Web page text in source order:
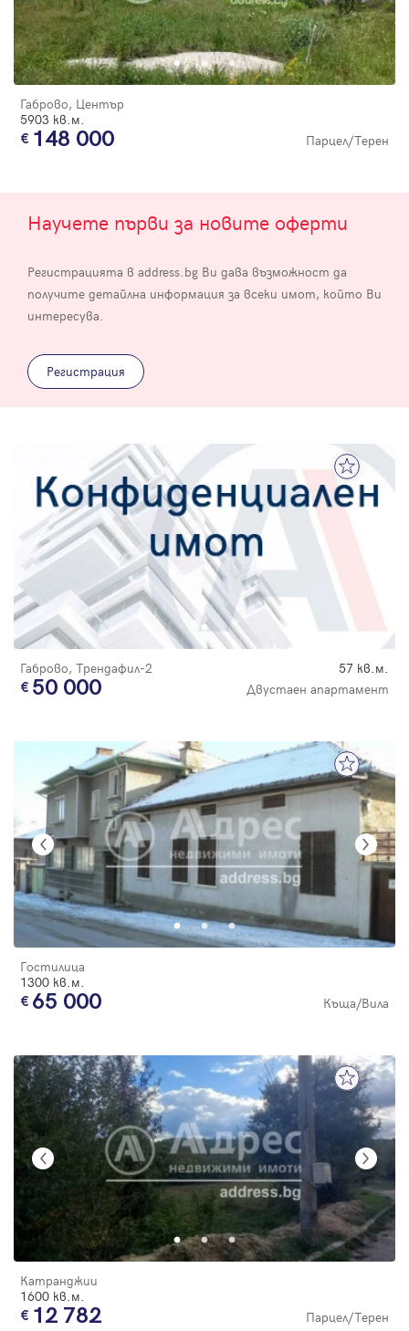
Габрово, Център
5903 кв.м.
148 000 Парцел/Терен
Научете първи за новите оферти
Регистрацията в address.bg Ви дава възможност да
получите детайлна информация за всеки имот, който Ви
интересува.
Регистрация
Габрово, Трендафил-2 57 кв.м.
50 000 Двустаен апартамент
Гостилица
1300 кв.м.
65 000 Къща/Вила
Катранджии
1600 кв.м.
12 782 Парцел/Терен